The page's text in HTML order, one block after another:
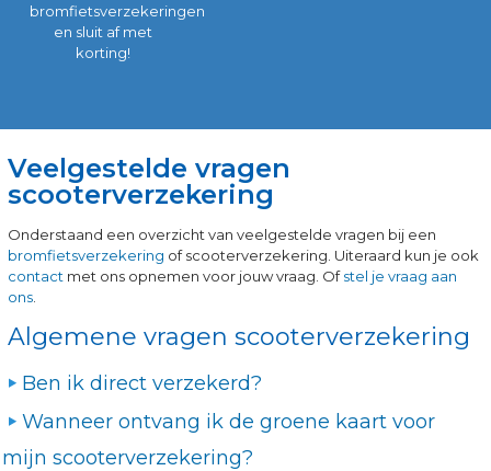
bromfietsverzekeringen
en sluit af met
korting!
Veelgestelde vragen
scooterverzekering
Onderstaand een overzicht van veelgestelde vragen bij een
bromfietsverzekering of scooterverzekering. Uiteraard kun je ook
contact met ons opnemen voor jouw vraag. Ofstel je vraag aan
ons
Algemene vragen scooterverzekering
Ben ik direct verzekerd?
Wanneer ontvang ik de groene kaart voor
mijn scooterverzekering?